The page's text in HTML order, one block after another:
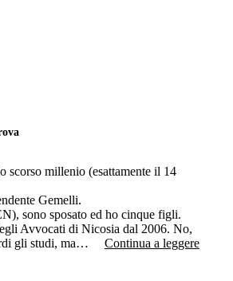
scorso millenio (esattamente il 14
Gemelli.
sono sposato ed ho cinque figli.
Avvocati di Nicosia dal 2006. No,
gli studi, ma…
Continua a leggere